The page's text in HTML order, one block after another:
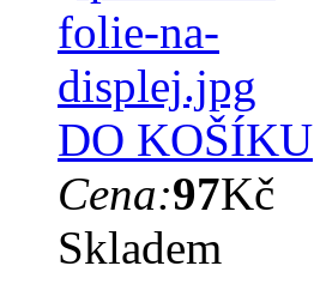
DO KOŠÍKU
Cena:97Kč
Skladem